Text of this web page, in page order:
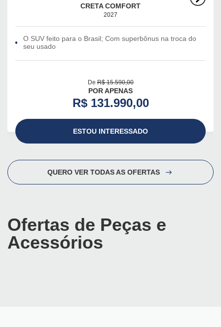
CRETA COMFORT
2027
O SUV feito para o Brasil; Com superbônus na troca do
seu usado
DeR$ 15.590,00
POR APENAS
R$ 131.990,00
ESTOU INTERESSADO
QUERO VER TODAS AS OFERTAS
Ofertas de Peças e
Acessórios